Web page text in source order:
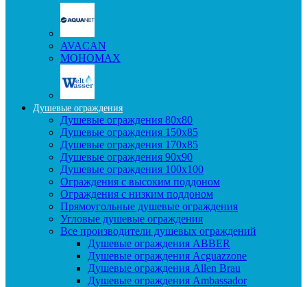
AVACAN
МОНОМАХ
Душевые ограждения
Душевые ограждения 80x80
Душевые ограждения 150x85
Душевые ограждения 170x85
Душевые ограждения 90x90
Душевые ограждения 100x100
Ограждения с высоким поддоном
Ограждения с низким поддоном
Прямоугольные душевые ограждения
Угловые душевые ограждения
Все производители душевых ограждений
Душевые ограждения ABBER
Душевые ограждения Acguazzone
Душевые ограждения Allen Brau
Душевые ограждения Ambassador